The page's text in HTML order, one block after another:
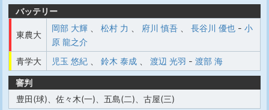
バッテリー
東農大
岡部 大輝 松村 力 府川 慎吾 長谷川 優也 - 小
原 龍之介
青学大
児玉 悠紀 鈴木 泰成 渡辺 光羽 - 渡部 海
審判
豊田(球)、佐々木(一)、五島(二)、古屋(三)